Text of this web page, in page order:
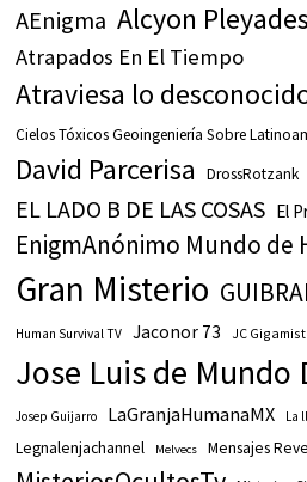
AEnigma Alcyon Pleyades
Atrapados En El Tiempo
Atraviesa lo
Cielos Tóxicos Geoingeniería Sobre
David Parcerisa DrossRotzank
EL LADO B DE LAS COSAS El
EnigmAnónimo Mundo de
Gran Misterio
Human Survival TV Jaconor 73 JC
Jose Luis de Mundo
Josep Guijarro LaGranjaHumanaMX La
Legnalenjachannel Melvecs Mensajes